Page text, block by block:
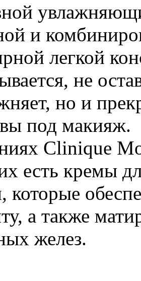
и
легкой
не
но и
под макияж.
Clinique
есть кремы
которые
а также
желез.